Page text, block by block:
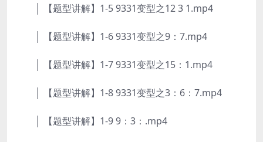
│ 【题型讲解】1-5 9331变型之12 3 1.mp4
│ 【题型讲解】1-6 9331变型之9：7.mp4
│ 【题型讲解】1-7 9331变型之15：1.mp4
│ 【题型讲解】1-8 9331变型之3：6：7.mp4
│ 【题型讲解】1-9 9：3：.mp4